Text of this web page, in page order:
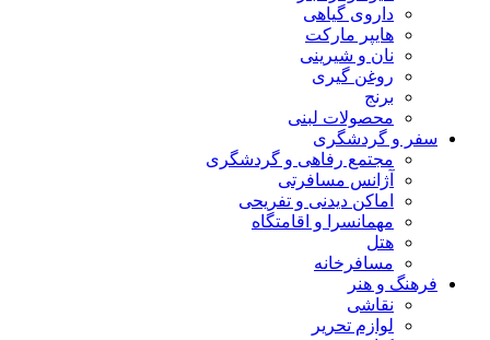
داروی گیاهی
هایپر مارکت
نان و شیرینی
روغن گیری
برنج
محصولات لبنی
سفر و گردشگری
مجتمع رفاهی و گردشگری
آژانس مسافرتی
اماکن دیدنی و تفریحی
مهمانسرا و اقامتگاه
هتل
مسافرخانه
فرهنگ و هنر
نقاشی
لوازم تحریر